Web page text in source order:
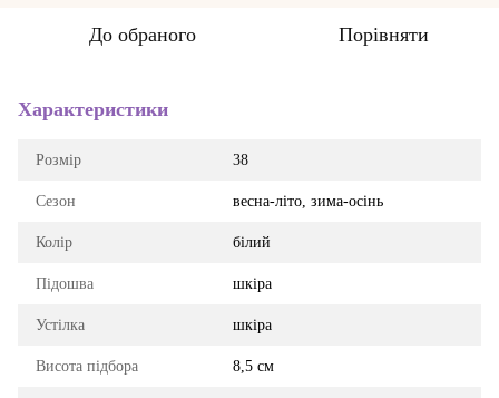
До обраного Порівняти
Характеристики
Розмір 38
Сезон весна-літо, зима-осінь
Колір білий
Підошва шкіра
Устілка шкіра
Висота підбора 8,5 см